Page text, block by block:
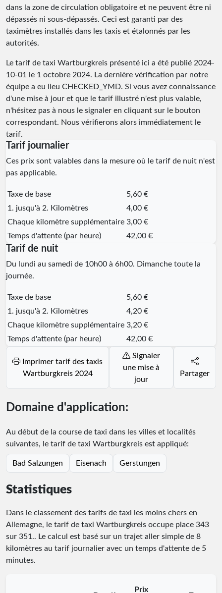
dans la zone de circulation obligatoire et ne peuvent être ni
dépassés ni sous-dépassés. Ceci est garanti par des
taximètres installés dans les taxis et étalonnés par les
autorités.
Le tarif de taxi Wartburgkreis présenté ici a été publié 2024-
10-01
le 1 octobre 2024. La dernière vérification par notre
équipe a eu lieu CHECKED_YMD. Si vous avez connaissance
d'une mise à jour et que le tarif illustré n'est plus valable,
n'hésitez pas à nous le signaler en cliquant sur le bouton
correspondant. Nous vérifierons alors immédiatement le
tarif.
Tarif journalier
Ces prix sont valables dans la mesure où le tarif de nuit n'est
pas applicable.
Taxe de base
5,60 €
1. jusqu'à 2. Kilomètres
4,00 €
Chaque kilomètre supplémentaire 3,00 €
Temps d'attente (par heure)
42,00 €
Tarif de nuit
Du lundi au samedi de 10h00 à 6h00. Dimanche toute la
journée.
Taxe de base
5,60 €
1. jusqu'à 2. Kilomètres
4,20 €
Chaque kilomètre supplémentaire 3,20 €
Temps d'attente (par heure)
42,00 €
Wartburgkreis 2024
Signaler
une mise à
jour
Partager
Domaine d'application:
Au début de la course de taxi dans les villes et localités
suivantes, le tarif de taxi Wartburgkreis est appliqué:
Bad Salzungen Eisenach Gerstungen
Statistiques
Dans le classement des tarifs de taxi les moins chers en
Allemagne, le tarif de taxi Wartburgkreis occupe place 343
sur 351.. Le calcul est basé sur un trajet aller simple de 8
kilomètres au tarif journalier avec un temps d'attente de 5
minutes.
Prix